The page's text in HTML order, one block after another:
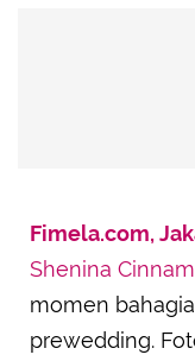
Fimela.com,
Shenina
momen
prewedding.